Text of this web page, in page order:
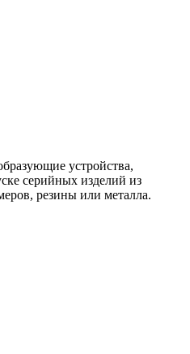
устройства,
серийных изделий из
резины или металла.